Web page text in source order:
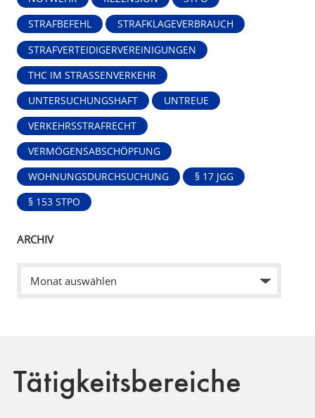
STRAFBEFEHL STRAFKLAGEVERBRAUCH
STRAFVERTEIDIGERVEREINIGUNGEN
THC IM STRASSENVERKEHR
UNTERSUCHUNGSHAFT UNTREUE
VERKEHRSSTRAFRECHT
VERMÖGENSABSCHÖPFUNG
WOHNUNGSDURCHSUCHUNG § 17 JGG
§ 153 STPO
ARCHIV
Tätigkeitsbereiche